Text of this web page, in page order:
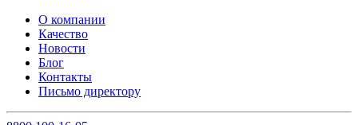
О компании
Качество
Новости
Блог
Контакты
Письмо директору